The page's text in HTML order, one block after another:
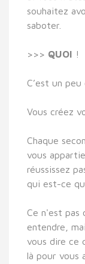
souhaitez
saboter.
>>> QUOI !
C’est un
Vous créez
Chaque
vous
réussissez
qui est-ce
Ce n'est pas
entendre,
vous dire ce
là pour vous